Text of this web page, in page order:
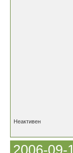
Неактивен
2006-09-